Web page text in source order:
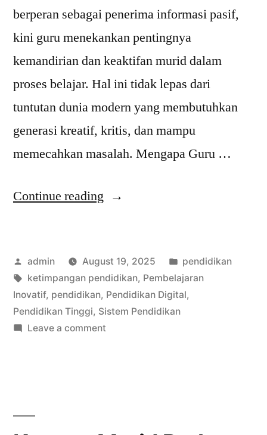
berperan sebagai penerima informasi pasif,
kini guru menekankan pentingnya
kemandirian dan keaktifan murid dalam
proses belajar. Hal ini tidak lepas dari
tuntutan dunia modern yang membutuhkan
generasi kreatif, kritis, dan mampu
memecahkan masalah. Mengapa Guru …
Continue reading “Pendidikan
Mengapa
Guru
Ingin
Murid
Posted
by
admin August 19, 2025
Posted
in
pendidikan
Tags:
ketimpangan pendidikan, Pembelajaran
Inovatif, pendidikan, Pendidikan Digital,
Pendidikan Tinggi, Sistem Pendidikan
Leave a commenton